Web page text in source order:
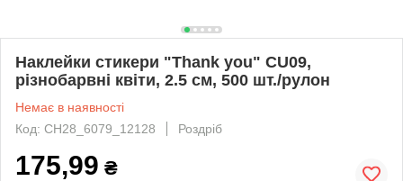
Наклейки стикери "Thank you" CU09,
різнобарвні квіти, 2.5 см, 500 шт./рулон
Немає в наявності
Код: CH28_6079_12128
Роздріб
175,99 ₴